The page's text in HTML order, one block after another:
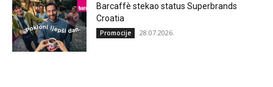
Barcaffè stekao status Superbrands
Croatia
Promocije 28.07.2026.